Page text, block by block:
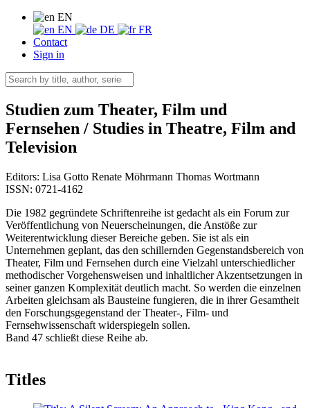
EN
EN
DE
FR
Contact
Sign in
Studien zum Theater, Film und
Fernsehen / Studies in Theatre, Film and
Television
Editors: Lisa Gotto Renate Möhrmann Thomas Wortmann
ISSN: 0721-4162
Die 1982 gegründete Schriftenreihe ist gedacht als ein Forum zur
Veröffentlichung von Neuerscheinungen, die Anstöße zur
Weiterentwicklung dieser Bereiche geben. Sie ist als ein
Unternehmen geplant, das den schillernden Gegenstandsbereich von
Theater, Film und Fernsehen durch eine Vielzahl unterschiedlicher
methodischer Vorgehensweisen und inhaltlicher Akzentsetzungen in
seiner ganzen Komplexität deutlich macht. So werden die einzelnen
Arbeiten gleichsam als Bausteine fungieren, die in ihrer Gesamtheit
den Forschungsgegenstand der Theater-, Film- und
Fernsehwissenschaft widerspiegeln sollen.
Band 47 schließt diese Reihe ab.
Titles